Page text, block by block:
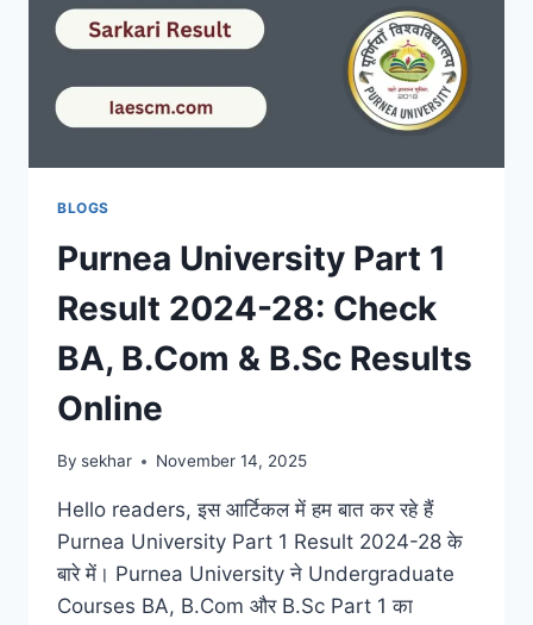
LINK
BLOGS
Purnea University Part 1
Result 2024-28: Check
BA, B.Com & B.Sc Results
Online
By sekhar November 14, 2025
Hello readers, इस आर्टिकल में हम बात कर रहे हैं
Purnea University Part 1 Result 2024-28 के
बारे में। Purnea University ने Undergraduate
Courses BA, B.Com और B.Sc Part 1 का